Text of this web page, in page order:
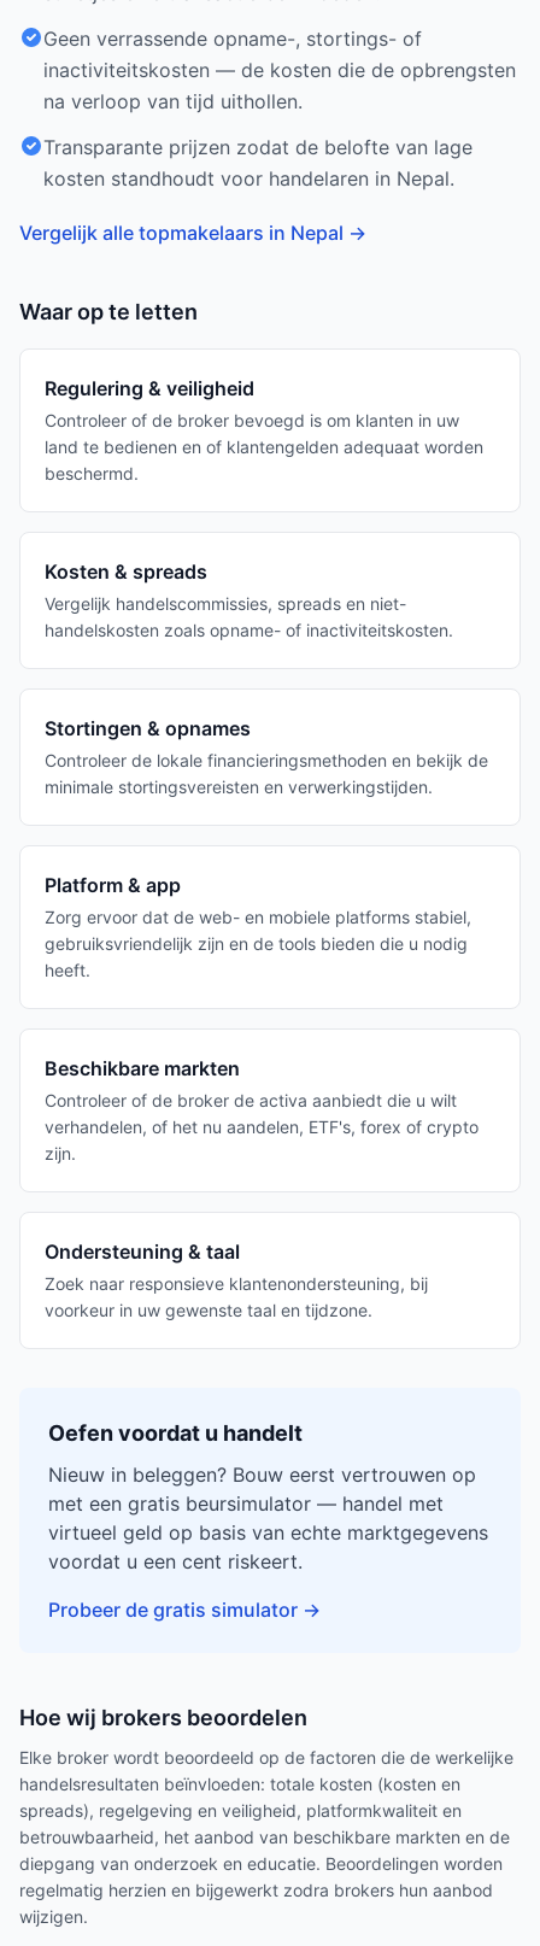
Geen verrassende opname-, stortings- of
inactiviteitskosten — de kosten die de opbrengsten
na verloop van tijd uithollen.
Transparante prijzen zodat de belofte van lage
kosten standhoudt voor handelaren in Nepal.
Vergelijk alle topmakelaars in Nepal →
Waar op te letten
Regulering & veiligheid
Controleer of de broker bevoegd is om klanten in uw
land te bedienen en of klantengelden adequaat worden
beschermd.
Kosten & spreads
Vergelijk handelscommissies, spreads en niet-
handelskosten zoals opname- of inactiviteitskosten.
Stortingen & opnames
Controleer de lokale financieringsmethoden en bekijk de
minimale stortingsvereisten en verwerkingstijden.
Platform & app
Zorg ervoor dat de web- en mobiele platforms stabiel,
gebruiksvriendelijk zijn en de tools bieden die u nodig
heeft.
Beschikbare markten
Controleer of de broker de activa aanbiedt die u wilt
verhandelen, of het nu aandelen, ETF's, forex of crypto
zijn.
Ondersteuning & taal
Zoek naar responsieve klantenondersteuning, bij
voorkeur in uw gewenste taal en tijdzone.
Oefen voordat u handelt
Nieuw in beleggen? Bouw eerst vertrouwen op
met een gratis beursimulator — handel met
virtueel geld op basis van echte marktgegevens
voordat u een cent riskeert.
Probeer de gratis simulator →
Hoe wij brokers beoordelen
Elke broker wordt beoordeeld op de factoren die de werkelijke
handelsresultaten beïnvloeden: totale kosten (kosten en
spreads), regelgeving en veiligheid, platformkwaliteit en
betrouwbaarheid, het aanbod van beschikbare markten en de
diepgang van onderzoek en educatie. Beoordelingen worden
regelmatig herzien en bijgewerkt zodra brokers hun aanbod
wijzigen.